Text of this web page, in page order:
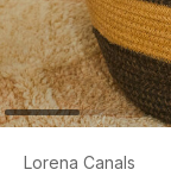
Lorena Canals